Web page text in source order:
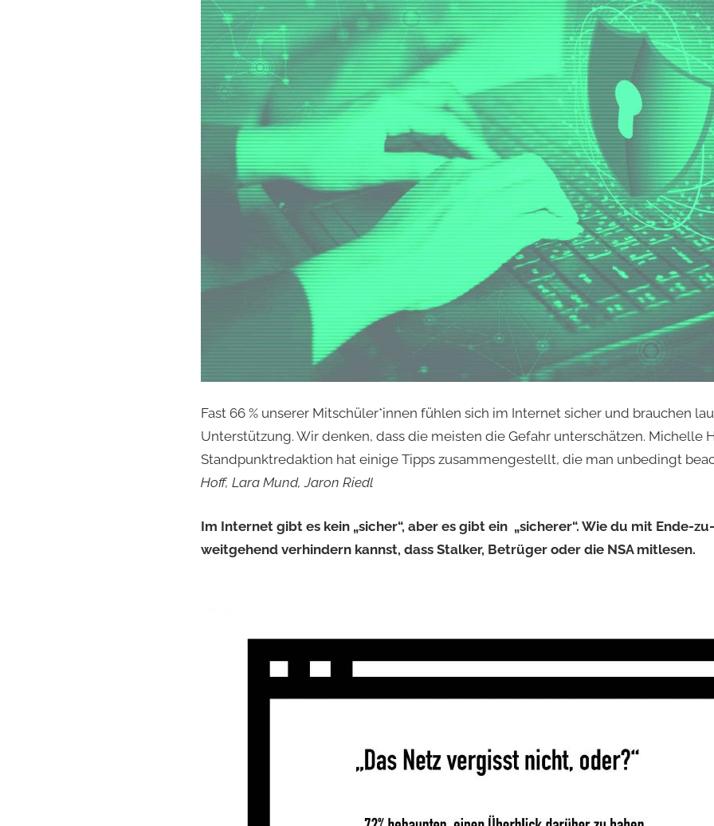
Fast 66 % unserer Mitschüler*innen fühlen sich im Internet sicher und brauchen
Unterstützung. Wir denken, dass die meisten die Gefahr unterschätzen. Michelle
Standpunktredaktion hat einige Tipps zusammengestellt, die man unbedingt
Hoff, Lara Mund, Jaron Riedl
Im Internet gibt es kein „sicher“, aber es gibt ein „sicherer“. Wie du mit Ende-
weitgehend verhindern kannst, dass Stalker, Betrüger oder die NSA mitlesen.